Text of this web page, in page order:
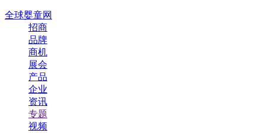
全球婴童网
招商
品牌
商机
展会
产品
企业
资讯
专题
视频